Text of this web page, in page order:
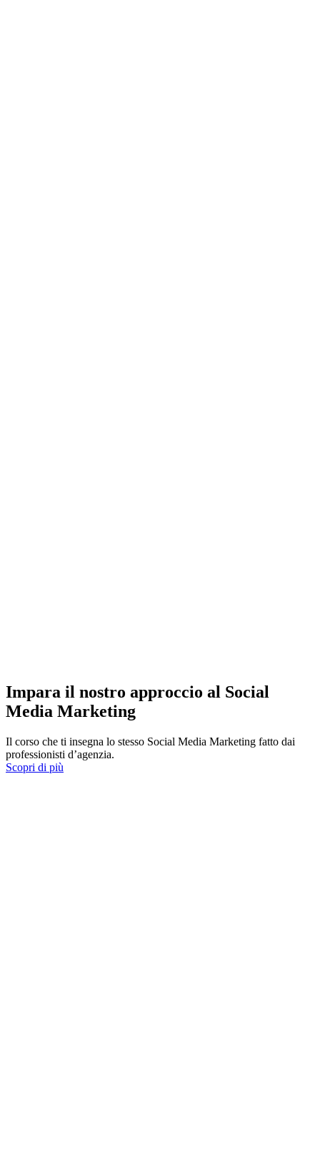
Impara il nostro approccio al Social
Media Marketing
Il corso che ti insegna lo stesso Social Media Marketing fatto dai
professionisti d’agenzia.
Scopri di più